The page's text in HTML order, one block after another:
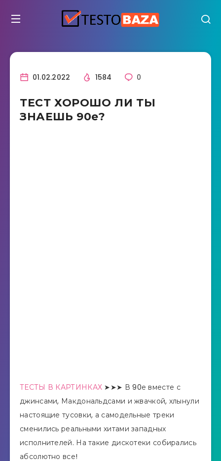
01.02.2022 1584 0
ТЕСТ ХОРОШО ЛИ ТЫ
ЗНАЕШЬ 90е?
ТЕСТЫ В КАРТИНКАХ ➤➤➤ В 90е вместе с
джинсами, Макдональдсами и жвачкой, хлынули
настоящие тусовки, а самодельные треки
сменились реальными хитами западных
исполнителей. На такие дискотеки собирались
абсолютно все!